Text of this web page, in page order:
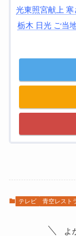
光東照宮献上
栃木 日光 ご当
テレビ 青空レスト
よ